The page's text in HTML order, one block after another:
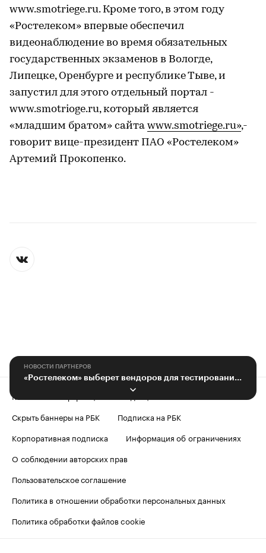
www.smotriege.ru. Кроме того, в этом году
«Ростелеком» впервые обеспечил
видеонаблюдение во время обязательных
государственных экзаменов в Вологде,
Липецке, Оренбурге и республике Тыве, и
запустил для этого отдельный портал -
www.smotrioge.ru, который является
«младшим братом» сайта www.smotriege.ru»,-
говорит вице-президент ПАО «Ростелеком»
Артемий Прокопенко.
НОВОСТИ ПАРТНЕРОВ
Контактная информация
Редакция
Скрыть баннеры на РБК
Подписка на РБК
Корпоративная подписка
Информация об ограничениях
О соблюдении авторских прав
Пользовательское соглашение
Политика в отношении обработки персональных данных
Политика обработки файлов cookie